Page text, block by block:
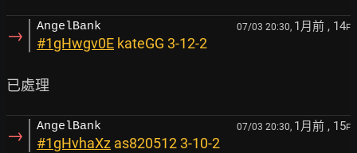
→ AngelBank 07/03 20:30, 1月前 , 14F
#1gHwgv0E kateGG 3-12-2
→ AngelBank 07/03 20:30, 1月前 , 15F
#1gHvhaXz as820512 3-10-2